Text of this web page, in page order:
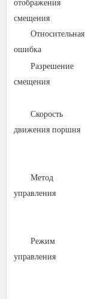
отображения
смещения
Относительная
ошибка
Разрешение
смещения
Скорость
движения поршня
Метод
управления
Режим
управления